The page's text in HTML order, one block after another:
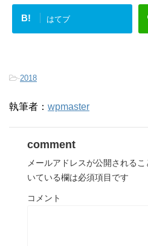
B! はてブ
-2018
執筆者： wpmaster
comment
メールアドレスが公開されるこ
いている欄は必須項目です
コメント